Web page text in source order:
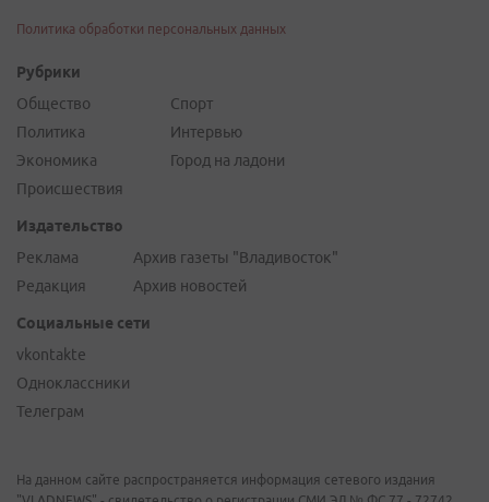
Политика обработки персональных данных
Рубрики
Общество
Политика
Экономика
Происшествия
Спорт
Интервью
Город на ладони
Издательство
Реклама
Редакция
Архив газеты "Владивосток"
Архив новостей
Социальные сети
vkontakte
Одноклассники
Телеграм
На данном сайте распространяется информация сетевого издания